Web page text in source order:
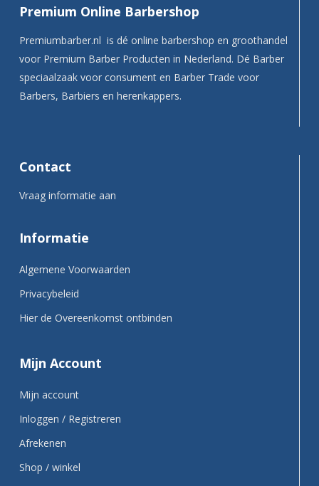
Premium Online Barbershop
Premiumbarber.nl is dé online barbershop en groothandel
voor Premium Barber Producten in Nederland. Dé Barber
speciaalzaak voor consument en Barber Trade voor
Barbers, Barbiers en herenkappers.
Contact
Vraag informatie aan
Informatie
Algemene Voorwaarden
Privacybeleid
Hier de Overeenkomst ontbinden
Mijn Account
Mijn account
Inloggen / Registreren
Afrekenen
Shop / winkel